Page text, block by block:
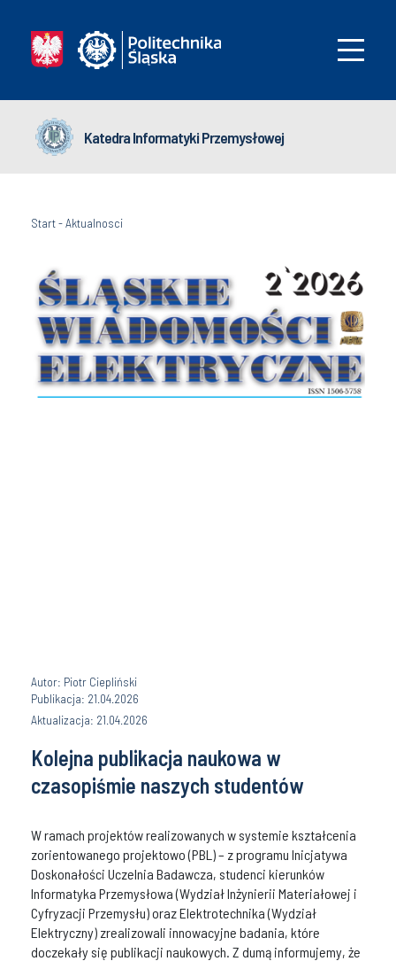
Katedra Informatyki Przemysłowej
Start-Aktualnosci
Autor: Piotr Ciepliński
Publikacja: 21.04.2026
Aktualizacja: 21.04.2026
Kolejna publikacja naukowa w
czasopiśmie naszych studentów
W ramach projektów realizowanych w systemie kształcenia
zorientowanego projektowo (PBL) – z programu Inicjatywa
Doskonałości Uczelnia Badawcza, studenci kierunków
Informatyka Przemysłowa (Wydział Inżynierii Materiałowej i
Cyfryzacji Przemysłu) oraz Elektrotechnika (Wydział
Elektryczny) zrealizowali innowacyjne badania, które
doczekały się publikacji naukowych. Z dumą informujemy, że